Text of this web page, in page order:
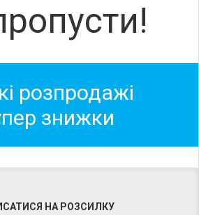
розпродажі
знижки
НА РОЗСИЛКУ